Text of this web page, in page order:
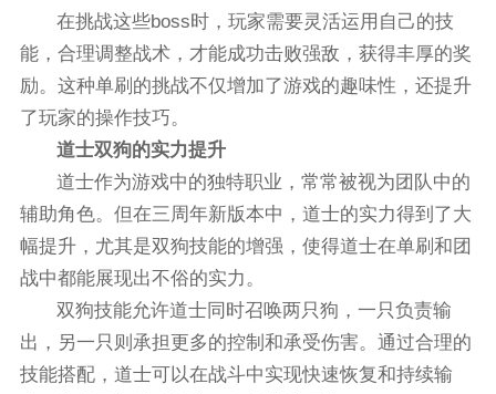
在挑战这些boss时，玩家需要灵活运用自己的技
能，合理调整战术，才能成功击败强敌，获得丰厚的奖
励。这种单刷的挑战不仅增加了游戏的趣味性，还提升
了玩家的操作技巧。
道士双狗的实力提升
道士作为游戏中的独特职业，常常被视为团队中的
辅助角色。但在三周年新版本中，道士的实力得到了大
幅提升，尤其是双狗技能的增强，使得道士在单刷和团
战中都能展现出不俗的实力。
双狗技能允许道士同时召唤两只狗，一只负责输
出，另一只则承担更多的控制和承受伤害。通过合理的
技能搭配，道士可以在战斗中实现快速恢复和持续输